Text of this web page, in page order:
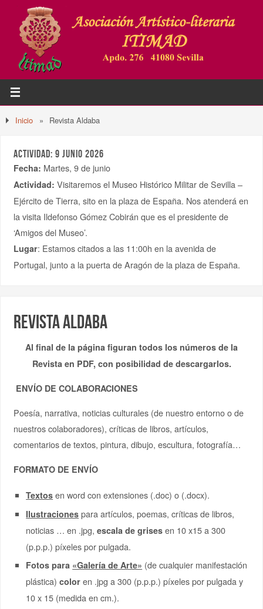
Inicio » Revista Aldaba
ACTIVIDAD: 9 JUNIO 2026
Fecha: Martes, 9 de junio
Actividad: Visitaremos el Museo Histórico Militar de Sevilla –
Ejército de Tierra, sito en la plaza de España. Nos atenderá en
la visita Ildefonso Gómez Cobirán que es el presidente de
‘Amigos del Museo’.
Lugar: Estamos citados a las 11:00h en la avenida de
Portugal, junto a la puerta de Aragón de la plaza de España.
Revista Aldaba
Al final de la página figuran todos los números de la
Revista en PDF, con posibilidad de descargarlos.
ENVÍO DE COLABORACIONES
Poesía, narrativa, noticias culturales (de nuestro entorno o de
nuestros colaboradores), críticas de libros, artículos,
comentarios de textos, pintura, dibujo, escultura, fotografía…
FORMATO DE ENVÍO
Textos en word con extensiones (.doc) o (.docx).
Ilustraciones para artículos, poemas, críticas de libros,
noticias … en .jpg,escala de grises en 10 x15 a 300
(p.p.p.) píxeles por pulgada.
Fotos para «Galería de Arte» (de cualquier manifestación
plástica)color en .jpg a 300 (p.p.p.) píxeles por pulgada y
10 x 15 (medida en cm.).